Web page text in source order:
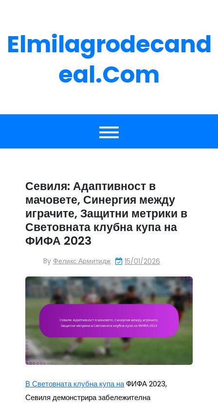
Elmilagrodecand
Eal.com
Севиля: Адаптивност в
мачовете, Синергия между
играчите, Защитни метрики в
Световната клубна купа на
ФИФА 2023
By Феликс Армитидж 15/01/2026
В Световната клубна купа наФИФА 2023,
Севиля демонстрира забележителна